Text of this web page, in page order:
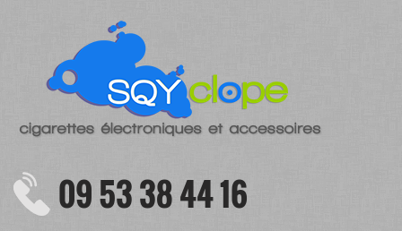
09 53 38 44 16